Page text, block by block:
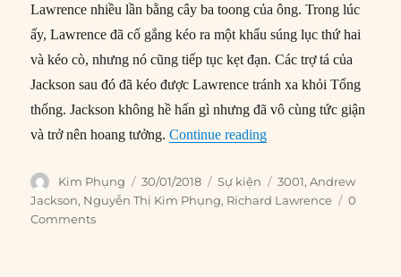
Lawrence nhiều lần bằng cây ba toong của ông. Trong lúc
ấy, Lawrence đã cố gắng kéo ra một khẩu súng lục thứ hai
và kéo cò, nhưng nó cũng tiếp tục kẹt đạn. Các trợ tá của
Jackson sau đó đã kéo được Lawrence tránh xa khỏi Tổng
thống. Jackson không hề hấn gì nhưng đã vô cùng tức giận
và trở nên hoang tưởng.Continue reading“30/01/1835: Andrew
Author
Kim Phụng
Posted
on
30/01/2018 Categories
Sự kiện Tags
3001,Andrew
Jackson, Nguyễn Thị Kim Phụng, Richard Lawrence
0
Comments